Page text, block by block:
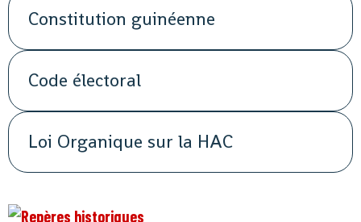
Constitution guinéenne
Code électoral
Loi Organique sur la HAC